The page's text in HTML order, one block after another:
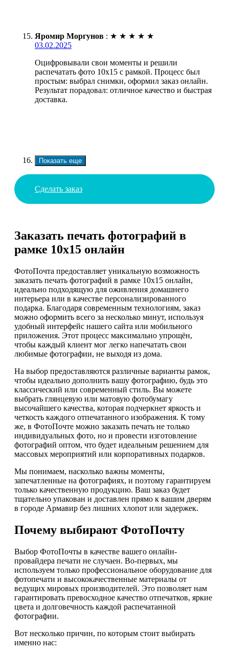
Яромир Моргунов : ★ ★ ★ ★ ★
03.02.2025
Оцифровывали свои моменты и решили
распечатать фото 10х15 с рамкой. Процесс был
простым: выбрал снимки, оформил заказ онлайн.
Результат порадовал: отличное качество и быстрая
доставка.
Показать еще
Сделать заказ
Заказать печать фотографий в
рамке 10х15 онлайн
ФотоПочта предоставляет уникальную возможность
заказать печать фотографий в рамке 10х15 онлайн,
идеально подходящую для оживления домашнего
интерьера или в качестве персонализированного
подарка. Благодаря современным технологиям, заказ
можно оформить всего за несколько минут, используя
удобный интерфейс нашего сайта или мобильного
приложения. Этот процесс максимально упрощён,
чтобы каждый клиент мог легко напечатать свои
любимые фотографии, не выходя из дома.
На выбор предоставляются различные варианты рамок,
чтобы идеально дополнить вашу фотографию, будь это
классический или современный стиль. Вы можете
выбрать глянцевую или матовую фотобумагу
высочайшего качества, которая подчеркнет яркость и
четкость каждого отпечатанного изображения. К тому
же, в ФотоПочте можно заказать печать не только
индивидуальных фото, но и провести изготовление
фотографий оптом, что будет идеальным решением для
массовых мероприятий или корпоративных подарков.
Мы понимаем, насколько важны моменты,
запечатленные на фотографиях, и поэтому гарантируем
только качественную продукцию. Ваш заказ будет
тщательно упакован и доставлен прямо к вашим дверям
в городе Армавир без лишних хлопот или задержек.
Почему выбирают ФотоПочту
Выбор ФотоПочты в качестве вашего онлайн-
провайдера печати не случаен. Во-первых, мы
используем только профессиональное оборудование для
фотопечати и высококачественные материалы от
ведущих мировых производителей. Это позволяет нам
гарантировать превосходное качество отпечатков, яркие
цвета и долговечность каждой распечатанной
фотографии.
Вот несколько причин, по которым стоит выбирать
именно нас: